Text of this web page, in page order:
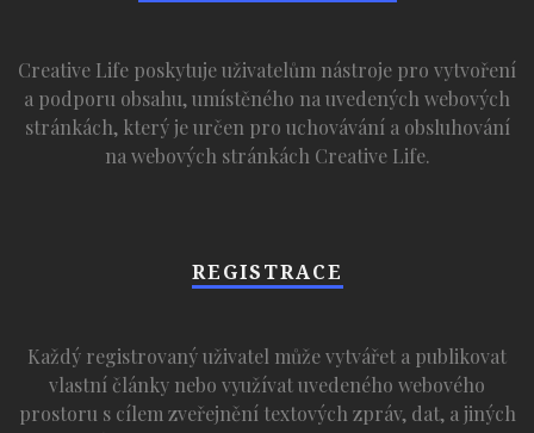
Creative Life poskytuje uživatelům nástroje pro vytvoření
a podporu obsahu, umístěného na uvedených webových
stránkách, který je určen pro uchovávání a obsluhování
na webových stránkách Creative Life.
REGISTRACE
Každý registrovaný uživatel může vytvářet a publikovat
vlastní články nebo využívat uvedeného webového
prostoru s cílem zveřejnění textových zpráv, dat, a jiných